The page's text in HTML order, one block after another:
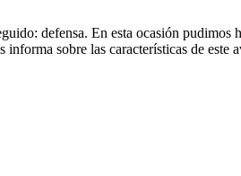
defensa. En esta ocasión pudimos
sobre las características de este